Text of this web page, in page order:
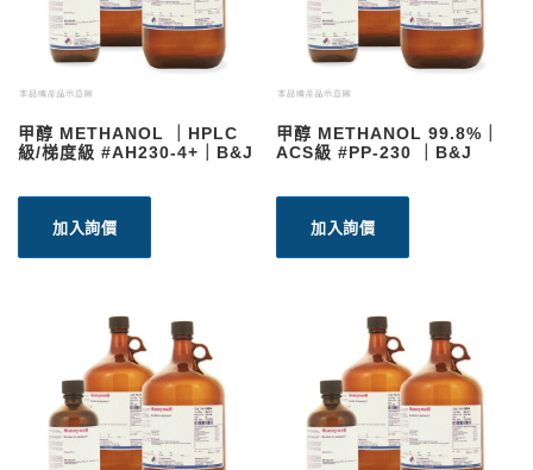
甲醇 METHANOL ｜HPLC
級/梯度級 #AH230-4+｜B&J
加入詢價
甲醇 METHANOL 99.8%｜
ACS級 #PP-230 ｜B&J
加入詢價